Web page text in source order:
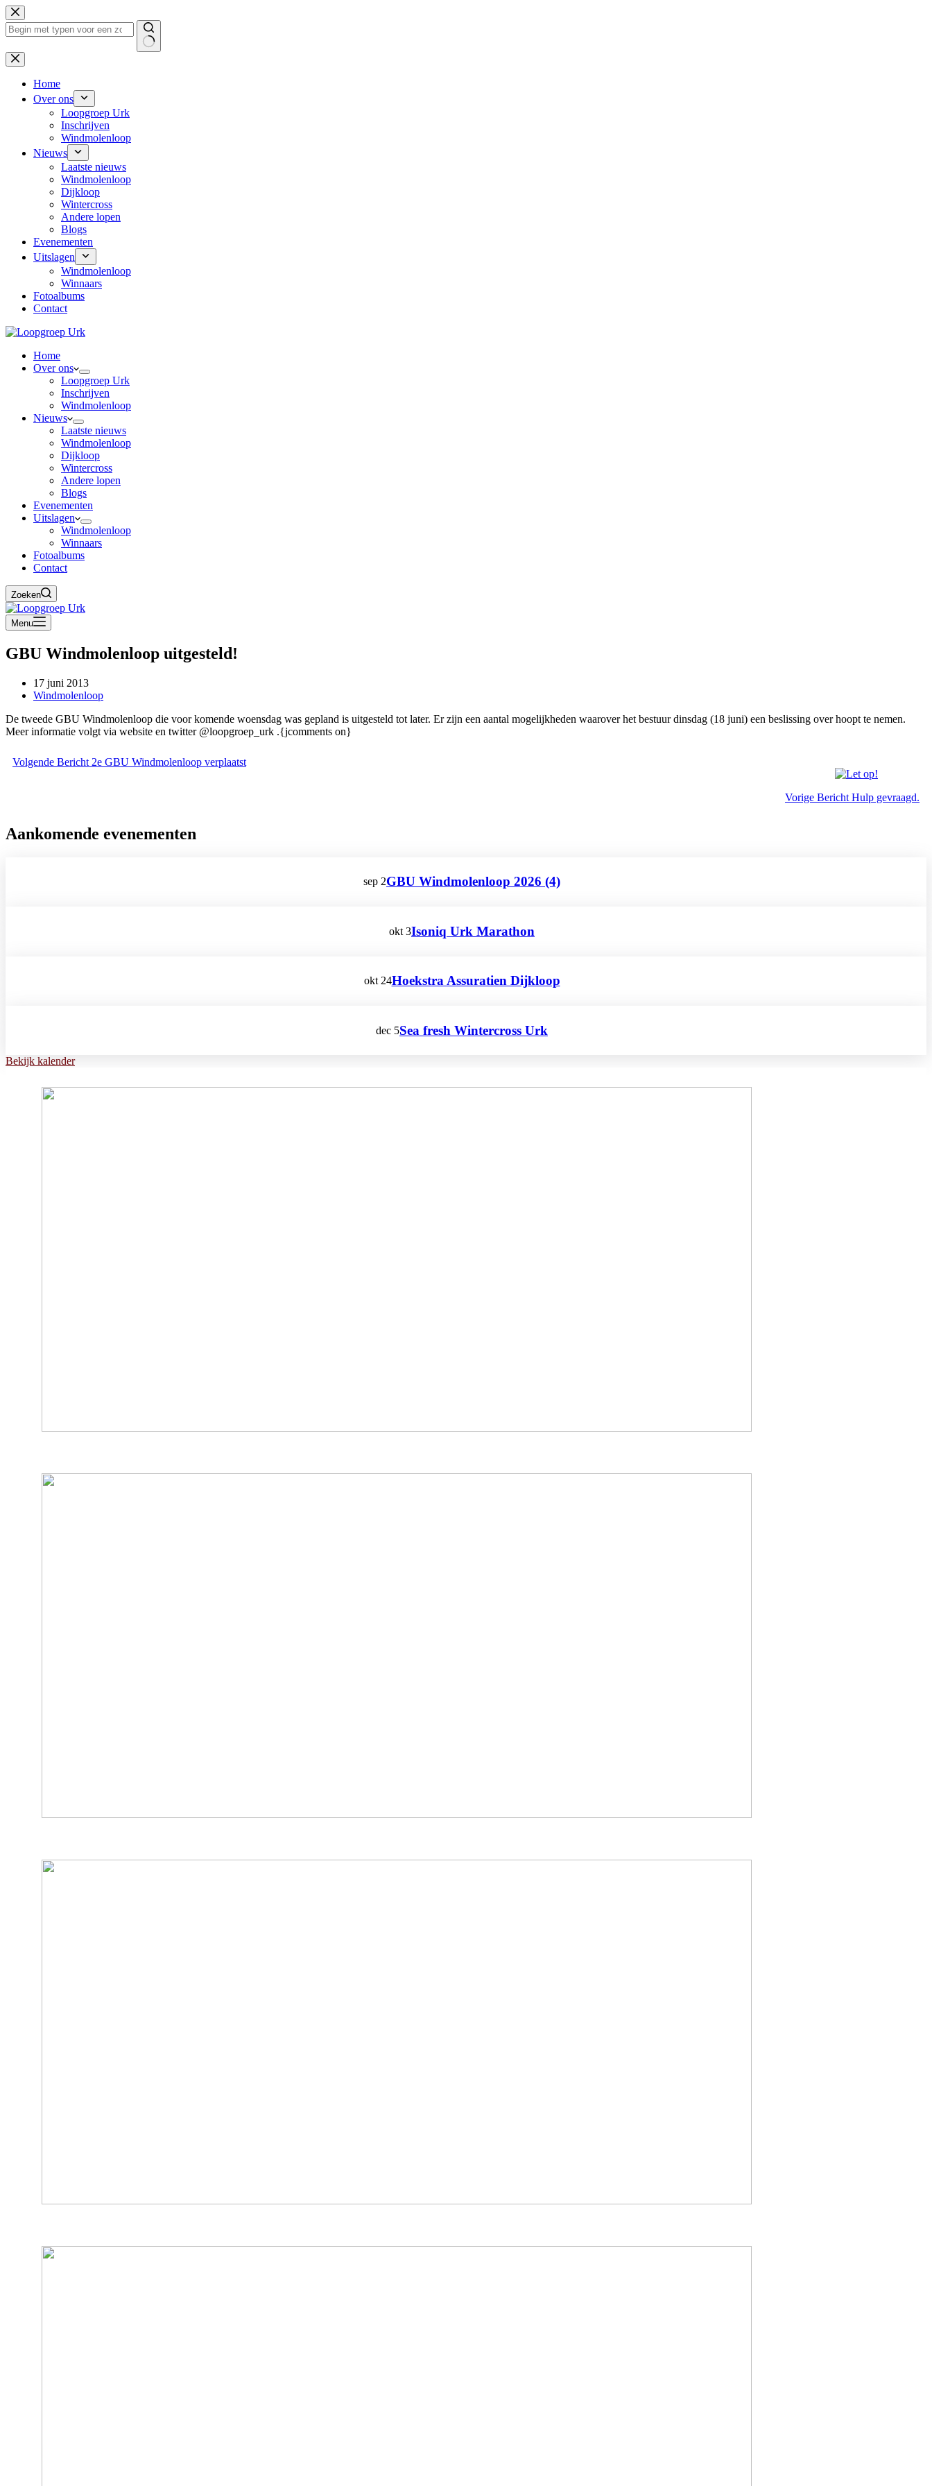
Ga
naar
de
Geen
resultaten
Home
Over ons
Loopgroep Urk
Inschrijven
Windmolenloop
Nieuws
Laatste nieuws
Windmolenloop
Dijkloop
Wintercross
Andere lopen
Blogs
Evenementen
Uitslagen
Windmolenloop
Winnaars
Fotoalbums
Contact
Home
Over ons
Loopgroep Urk
Inschrijven
Windmolenloop
Nieuws
Laatste nieuws
Windmolenloop
Dijkloop
Wintercross
Andere lopen
Blogs
Evenementen
Uitslagen
Windmolenloop
Winnaars
Fotoalbums
Contact
Zoeken
Menu
GBU Windmolenloop uitgesteld!
17 juni 2013
Windmolenloop
De tweede GBU Windmolenloop die voor komende woensdag was gepland is uitgesteld tot later. Er zijn een aantal mogelijkheden waarover het bestuur dinsdag (18 juni) een beslissing over hoopt te nemen.
Meer informatie volgt via website en twitter @loopgroep_urk .{jcomments on}
Vorige Bericht Hulp gevraagd.
Volgende Bericht 2e GBU Windmolenloop verplaatst
Aankomende evenementen
sep 2GBU Windmolenloop 2026 (4)
okt 3Isoniq Urk Marathon
okt 24Hoekstra Assuratien Dijkloop
dec 5Sea fresh Wintercross Urk
Bekijk kalender